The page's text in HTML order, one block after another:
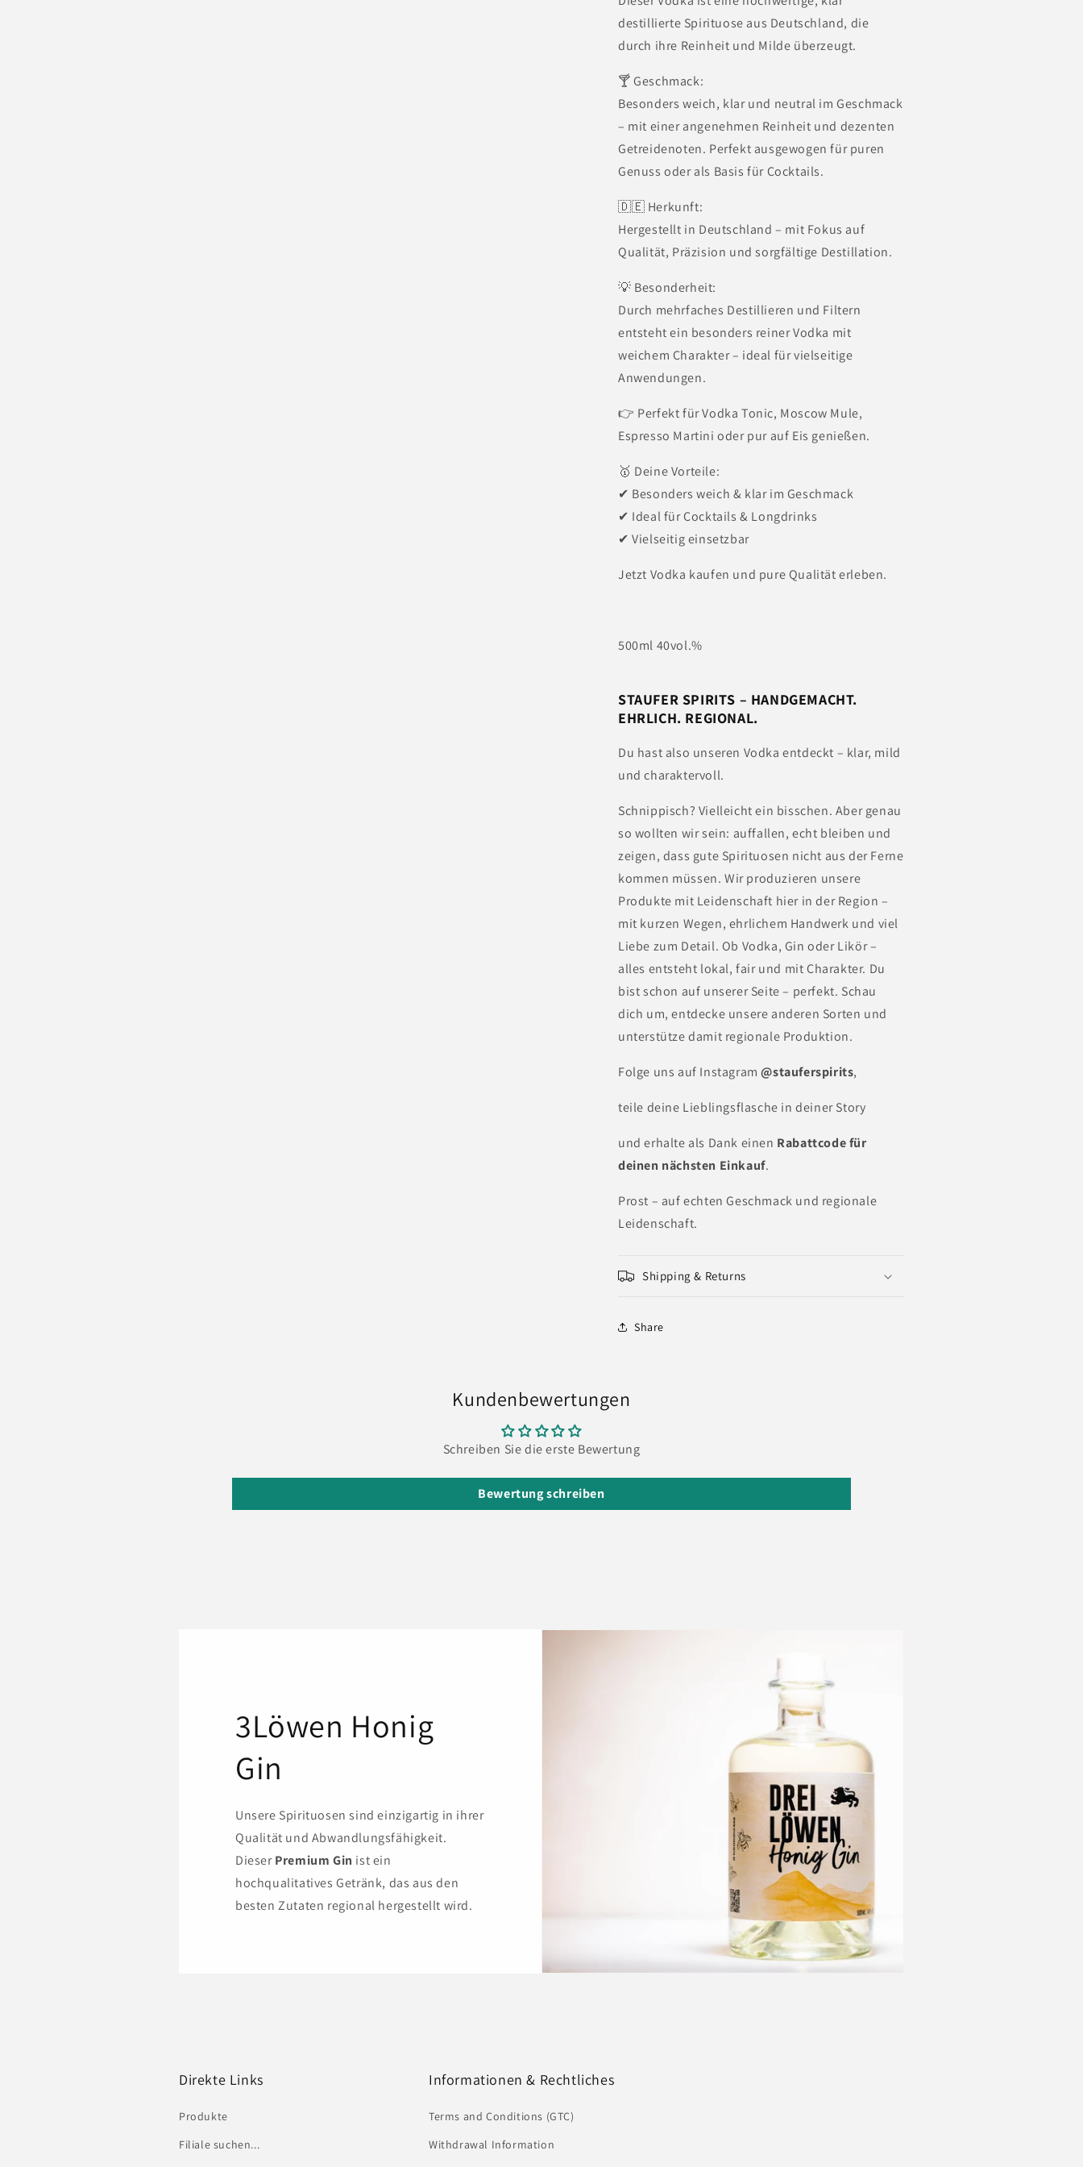
destillierte Spirituose aus Deutschland, die
durch ihre Reinheit und Milde überzeugt.
🍸 Geschmack:
Besonders weich, klar und neutral im Geschmack
– mit einer angenehmen Reinheit und dezenten
Getreidenoten. Perfekt ausgewogen für puren
Genuss oder als Basis für Cocktails.
🇩🇪 Herkunft:
Hergestellt in Deutschland – mit Fokus auf
Qualität, Präzision und sorgfältige Destillation.
💡 Besonderheit:
Durch mehrfaches Destillieren und Filtern
entsteht ein besonders reiner Vodka mit
weichem Charakter – ideal für vielseitige
Anwendungen.
👉 Perfekt für Vodka Tonic, Moscow Mule,
Espresso Martini oder pur auf Eis genießen.
🥇 Deine Vorteile:
✔ Besonders weich & klar im Geschmack
✔ Ideal für Cocktails & Longdrinks
✔ Vielseitig einsetzbar
Jetzt Vodka kaufen und pure Qualität erleben.
500ml 40vol.%
STAUFER SPIRITS – HANDGEMACHT.
EHRLICH. REGIONAL.
Du hast also unseren Vodka entdeckt – klar, mild
und charaktervoll.
Schnippisch? Vielleicht ein bisschen. Aber genau
so wollten wir sein: auffallen, echt bleiben und
zeigen, dass gute Spirituosen nicht aus der Ferne
kommen müssen. Wir produzieren unsere
Produkte mit Leidenschaft hier in der Region –
mit kurzen Wegen, ehrlichem Handwerk und viel
Liebe zum Detail. Ob Vodka, Gin oder Likör –
alles entsteht lokal, fair und mit Charakter. Du
bist schon auf unserer Seite – perfekt. Schau
dich um, entdecke unsere anderen Sorten und
unterstütze damit regionale Produktion.
Folge uns auf Instagram@stauferspirits,
teile deine Lieblingsflasche in deiner Story
und erhalte als Dank einen Rabattcode für
deinen nächsten Einkauf.
Prost – auf echten Geschmack und regionale
Leidenschaft.
Shipping & Returns
Share
Kundenbewertungen
Schreiben Sie die erste Bewertung
Bewertung schreiben
3Löwen Honig
Gin
Unsere Spirituosen sind einzigartig in ihrer
Qualität und Abwandlungsfähigkeit.
DieserPremium Gin ist ein
hochqualitatives Getränk, das aus den
besten Zutaten regional hergestellt wird.
Direkte Links
Produkte
Filiale suchen...
Informationen & Rechtliches
Terms and Conditions (GTC)
Withdrawal Information